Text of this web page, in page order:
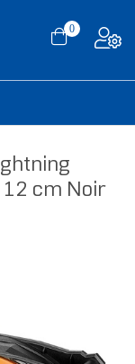
0
12 cm Noir